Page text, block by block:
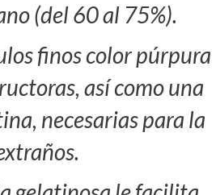
(del 60 al 75%).
finos color púrpura
así como una
necesarias para la